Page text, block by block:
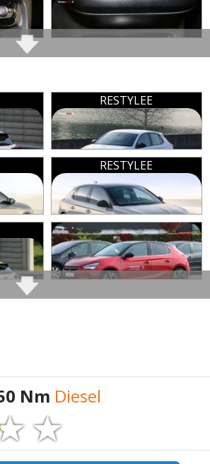
avis
après validation)
avis >>
RESTYLEE
RESTYLEE
Nm Diesel